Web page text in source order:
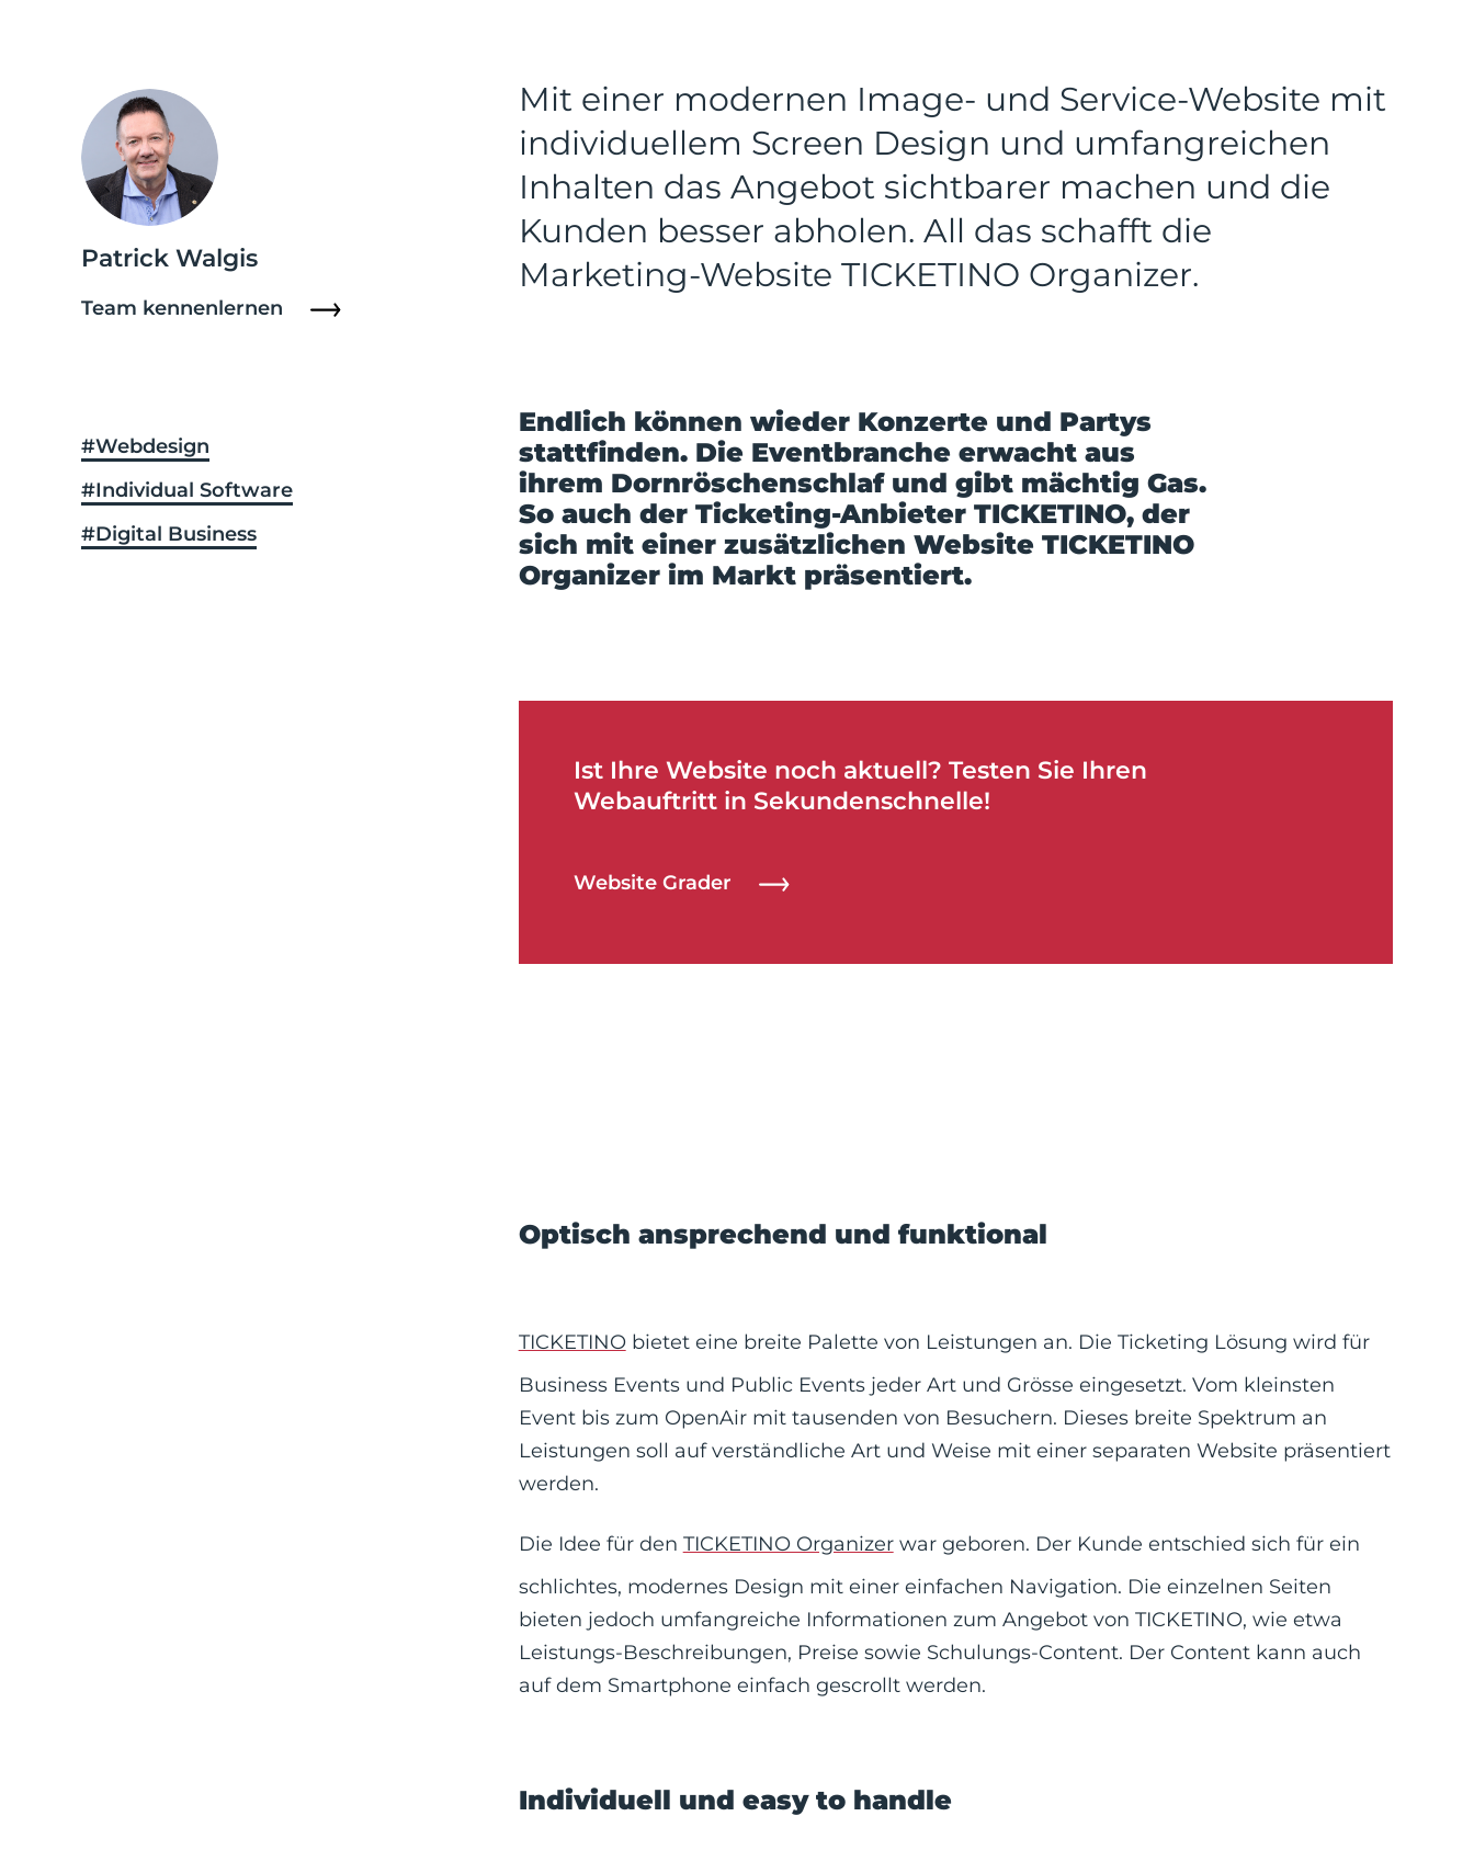
Patrick Walgis
Team kennenlernen
#Webdesign
#Individual Software
#Digital Business
Mit einer modernen Image- und Service-Website mit
individuellem Screen Design und umfangreichen
Inhalten das Angebot sichtbarer machen und die
Kunden besser abholen. All das schafft die
Marketing-Website TICKETINO Organizer.
Endlich können wieder Konzerte und Partys
stattfinden. Die Eventbranche erwacht aus
ihrem Dornröschenschlaf und gibt mächtig Gas.
So auch der Ticketing-Anbieter TICKETINO, der
sich mit einer zusätzlichen Website TICKETINO
Organizer im Markt präsentiert.
Ist Ihre Website noch aktuell? Testen Sie Ihren
Webauftritt in Sekundenschnelle!
Website Grader
Optisch ansprechend und funktional
TICKETINObietet eine breite Palette von Leistungen an. Die Ticketing Lösung wird für
Business Events und Public Events jeder Art und Grösse eingesetzt. Vom kleinsten
Event bis zum OpenAir mit tausenden von Besuchern. Dieses breite Spektrum an
Leistungen soll auf verständliche Art und Weise mit einer separaten Website präsentiert
werden.
Die Idee für den TICKETINO Organizerwar geboren. Der Kunde entschied sich für ein
schlichtes, modernes Design mit einer einfachen Navigation. Die einzelnen Seiten
bieten jedoch umfangreiche Informationen zum Angebot von TICKETINO, wie etwa
Leistungs-Beschreibungen, Preise sowie Schulungs-Content. Der Content kann auch
auf dem Smartphone einfach gescrollt werden.
Individuell und easy to handle